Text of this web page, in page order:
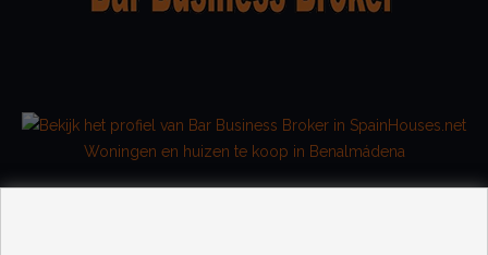
Woningen en huizen te koop in Benalmádena